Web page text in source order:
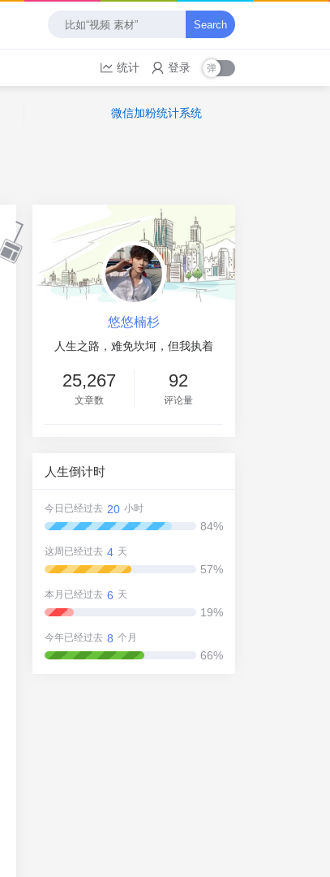
Search
统计 登录
微信加粉统计系统
悠悠楠杉
人生之路，难免坎坷，但我执着
25,267
文章数
92
评论量
人生倒计时
今日已经过去 20 小时
84%
这周已经过去 4 天
57%
本月已经过去 6 天
19%
今年已经过去 8 个月
66%